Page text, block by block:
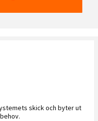
skick och byter ut